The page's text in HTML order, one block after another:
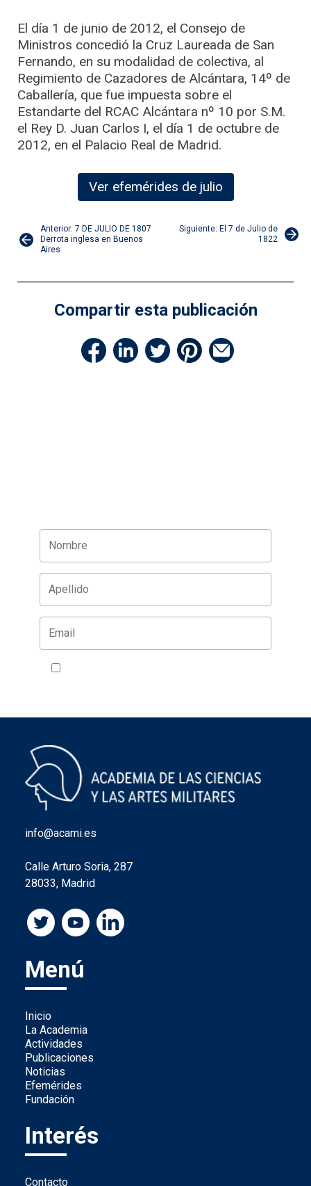
El día 1 de junio de 2012, el Consejo de
Ministros concedió la Cruz Laureada de San
Fernando, en su modalidad de colectiva, al
Regimiento de Cazadores de Alcántara, 14º de
Caballería, que fue impuesta sobre el
Estandarte del RCAC Alcántara nº 10 por S.M.
el Rey D. Juan Carlos I, el día 1 de octubre de
2012, en el Palacio Real de Madrid.
Ver efemérides de julio
Navegación
Anterior: 7 DE JULIO DE 1807
Derrota inglesa en Buenos
Aires
Siguiente: El 7 de Julio de
1822
Compartir esta publicación
info@acami.es
Calle Arturo Soria, 287
28033, Madrid
Menú
Inicio
La Academia
Actividades
Publicaciones
Noticias
Efemérides
Fundación
Interés
Contacto